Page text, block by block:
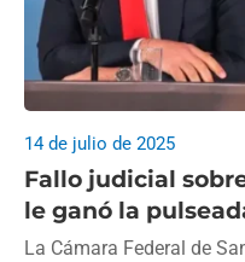
Fallo judicial
le ganó la
14 de julio de 2025
La Cámara Federal de